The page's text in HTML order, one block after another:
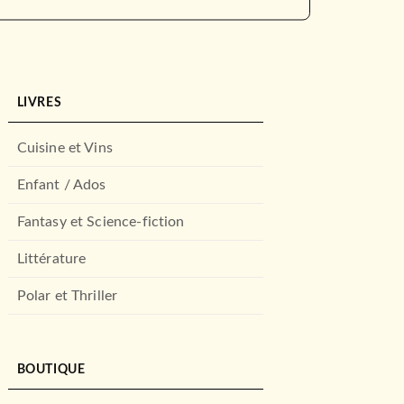
LIVRES
Cuisine et Vins
Enfant / Ados
Fantasy et Science-fiction
Littérature
Polar et Thriller
BOUTIQUE